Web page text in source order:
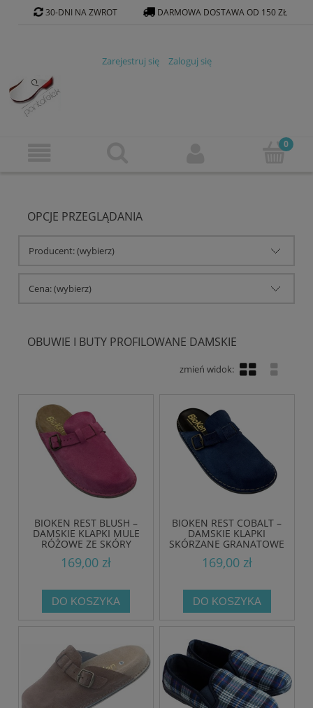
Zarejestruj się Zaloguj się
30-DNI NA ZWROT DARMOWA DOSTAWA OD 150 ZŁ
OPCJE PRZEGLĄDANIA
Producent: (wybierz)
Cena: (wybierz)
OBUWIE I BUTY PROFILOWANE DAMSKIE
BIOKEN REST BLUSH –
DAMSKIE KLAPKI MULE
RÓŻOWE ZE SKÓRY
169,00 zł
DO KOSZYKA
BIOKEN REST COBALT –
DAMSKIE KLAPKI
SKÓRZANE GRANATOWE
169,00 zł
DO KOSZYKA